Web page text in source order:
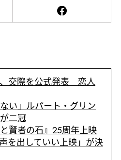
交際を公式発表 恋人
い」ルパート・グリン
二冠
賢者の石』25周年上映
を出していい上映」が決